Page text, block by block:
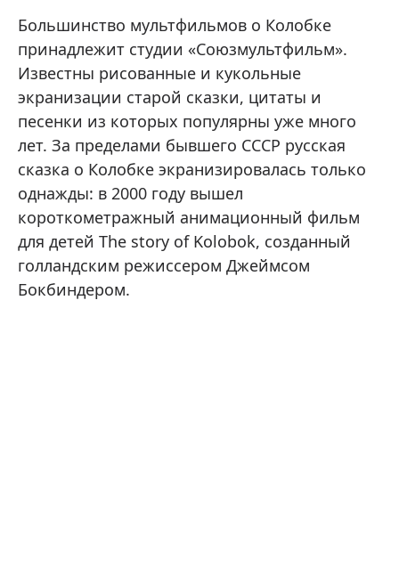
Большинство мультфильмов о Колобке
принадлежит студии «Союзмультфильм».
Известны рисованные и кукольные
экранизации старой сказки, цитаты и
песенки из которых популярны уже много
лет. За пределами бывшего СССР русская
сказка о Колобке экранизировалась только
однажды: в 2000 году вышел
короткометражный анимационный фильм
для детей The story of Kolobok, созданный
голландским режиссером Джеймсом
Бокбиндером.